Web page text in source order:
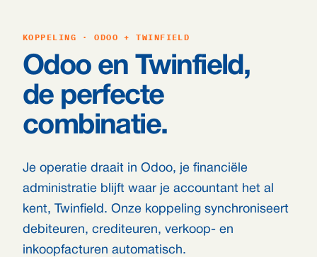
KOPPELING · ODOO + TWINFIELD
Odoo en Twinfield,
de perfecte
combinatie.
Je operatie draait in Odoo, je financiële
administratie blijft waar je accountant het al
kent, Twinfield. Onze koppeling synchroniseert
debiteuren, crediteuren, verkoop- en
inkoopfacturen automatisch.